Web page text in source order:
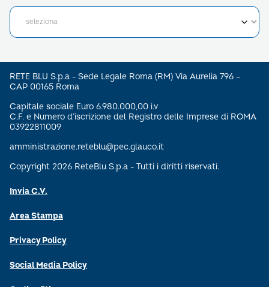
RETE BLU S.p.a - Sede Legale Roma (RM) Via Aurelia 796 –
CAP 00165 Roma
Capitale sociale Euro 6.980.000,00 i.v
C.F. e Numero d’iscrizione del Registro delle Imprese di ROMA
03922811009
amministrazione.reteblu@pec.glauco.it
Copyright 2026 ReteBlu S.p.a - Tutti i diritti riservati.
Invia C.V.
Area Stampa
Privacy Policy
Social Media Policy